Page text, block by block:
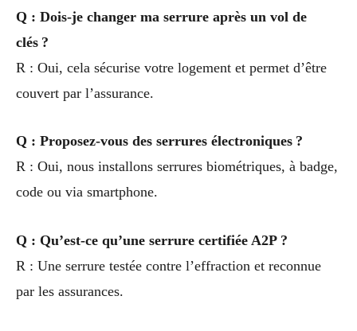
Q : Dois-je changer ma serrure après un vol de
clés ?
R : Oui, cela sécurise votre logement et permet d’être
couvert par l’assurance.
Q : Proposez-vous des serrures électroniques ?
R : Oui, nous installons serrures biométriques, à badge,
code ou via smartphone.
Q : Qu’est-ce qu’une serrure certifiée A2P ?
R : Une serrure testée contre l’effraction et reconnue
par les assurances.